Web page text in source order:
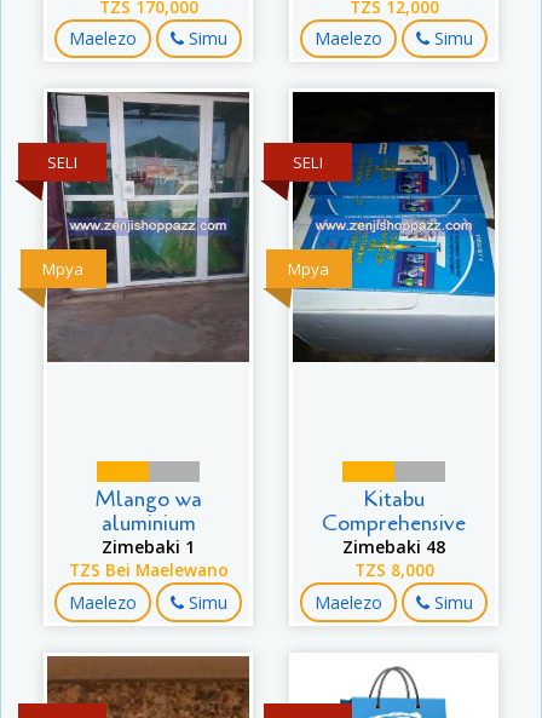
TZS 170,000
Maelezo Simu
TZS 12,000
Maelezo Simu
Mpya
SELI
Mlango wa
aluminium
Zimebaki 1
TZS Bei Maelewano
Maelezo Simu
Mpya
SELI
Kitabu
Comprehensive
Zimebaki 48
TZS 8,000
Maelezo Simu